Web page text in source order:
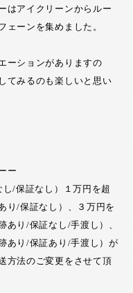
はアイクリーンからルー
ェーンを集めました。
ーションがありますの
てみるのも楽しいと思い
ー
し/保証なし）１万円を超
り/保証なし）、３万円を
あり/保証なし/手渡し）、
あり/保証あり/手渡し）が
方法のご変更をさせて頂